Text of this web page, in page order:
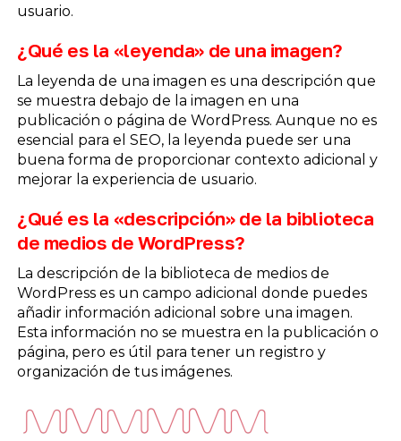
usuario.
¿Qué es la «leyenda» de una imagen?
La leyenda de una imagen es una descripción que
se muestra debajo de la imagen en una
publicación o página de WordPress. Aunque no es
esencial para el SEO, la leyenda puede ser una
buena forma de proporcionar contexto adicional y
mejorar la experiencia de usuario.
¿Qué es la «descripción» de la biblioteca
de medios de WordPress?
La descripción de la biblioteca de medios de
WordPress es un campo adicional donde puedes
añadir información adicional sobre una imagen.
Esta información no se muestra en la publicación o
página, pero es útil para tener un registro y
organización de tus imágenes.